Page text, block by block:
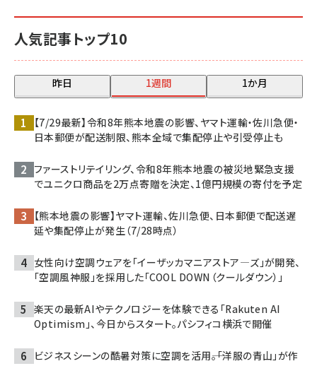
人気記事トップ10
昨日 1週間 1か月
【7/29最新】令和8年熊本地震の影響、ヤマト運輸・佐川急便・
日本郵便が配送制限、熊本全域で集配停止や引受停止も
ファーストリテイリング、令和8年熊本地震の被災地緊急支援
でユニクロ商品を2万点寄贈を決定、1億円規模の寄付を予定
【熊本地震の影響】ヤマト運輸、佐川急便、日本郵便で配送遅
延や集配停止が発生（7/28時点）
女性向け空調ウェアを「イーザッカマニアストア―ズ」が開発、
「空調風神服」を採用した「COOL DOWN（クールダウン）」
楽天の最新AIやテクノロジーを体験できる「Rakuten AI
Optimism」、今日からスタート。パシフィコ横浜で開催
ビジネスシーンの酷暑対策に空調を活用――。「洋服の青山」が作